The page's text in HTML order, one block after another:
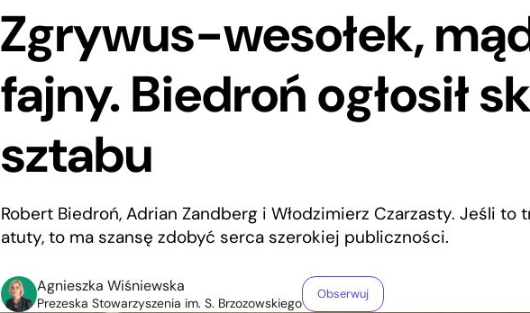
Zgrywus-wesołek,
fajny. Biedroń ogłosił
sztabu
Robert Biedroń, Adrian Zandberg i Włodzimierz Czarzasty. Jeśli
atuty, to ma szansę zdobyć serca szerokiej publiczności.
Agnieszka Wiśniewska
Prezeska Stowarzyszenia im. S. Brzozowskiego
Obserwuj